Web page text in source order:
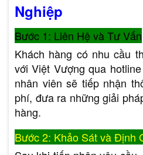
Nghiệp
Bước 1: Liên Hệ và Tư Vấn
Khách hàng có nhu cầu
với Việt Vượng qua
nhân viên sẽ tiếp nhận
phí, đưa ra những giải
hàng.
Bước 2: Khảo Sát và Định